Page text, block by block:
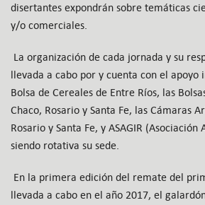
disertantes expondrán sobre temáticas
y/o comerciales.
La organización de cada jornada y su
llevada a cabo por y cuenta con el apoyo
Bolsa de Cereales de Entre Ríos, las
Chaco, Rosario y Santa Fe, las Cámaras
Rosario y Santa Fe, y ASAGIR
siendo rotativa su sede.
En la primera edición del remate del
llevada a cabo en el año 2017, el